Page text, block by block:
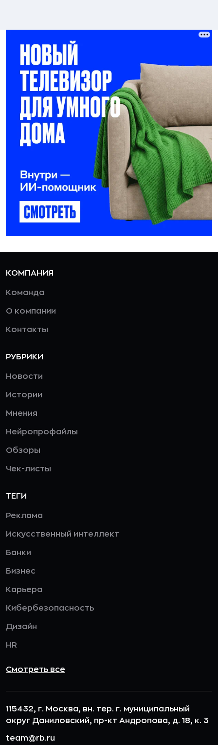
КОМПАНИЯ
Команда
О компании
Контакты
РУБРИКИ
Новости
Истории
Мнения
Нейропрофайлы
Обзоры
Чек-листы
ТЕГИ
Реклама
Искусственный интеллект
Банки
Бизнес
Карьера
Кибербезопасность
Дизайн
HR
Смотреть все
115432, г. Москва, вн. тер. г. муниципальный
округ Даниловский, пр-кт Андропова, д. 18, к. 3
team@rb.ru